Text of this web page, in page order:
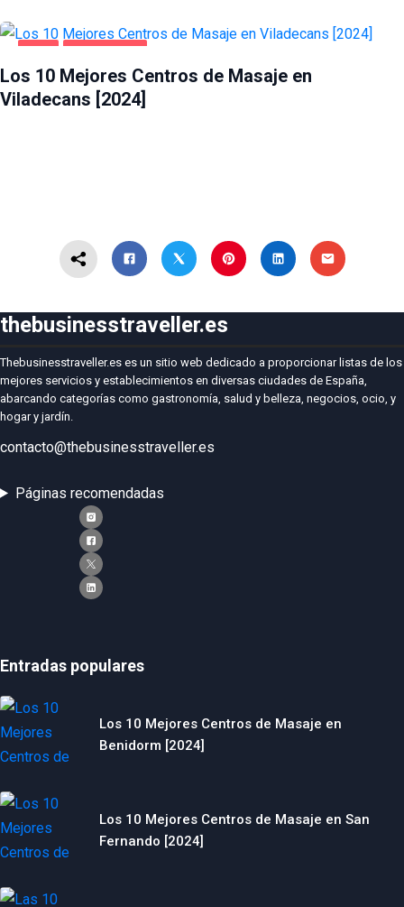
Los 10 Mejores Centros de Masaje en
Viladecans [2024]
thebusinesstraveller.es
Thebusinesstraveller.es es un sitio web dedicado a proporcionar listas de los
mejores servicios y establecimientos en diversas ciudades de España,
abarcando categorías como gastronomía, salud y belleza, negocios, ocio, y
hogar y jardín.
contacto@thebusinesstraveller.es
Páginas recomendadas
Entradas populares
Los 10 Mejores Centros de Masaje en
Benidorm [2024]
Los 10 Mejores Centros de Masaje en San
Fernando [2024]